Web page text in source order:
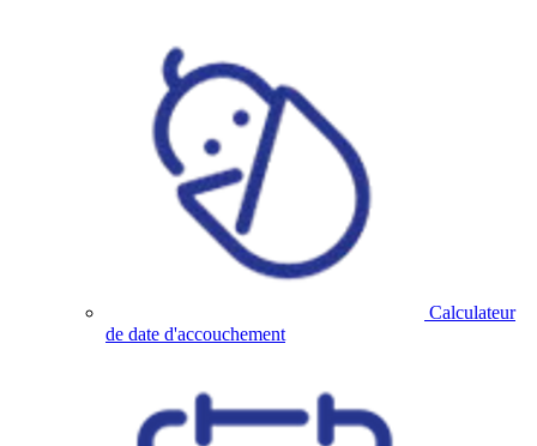
Calculateur
de date d'accouchement